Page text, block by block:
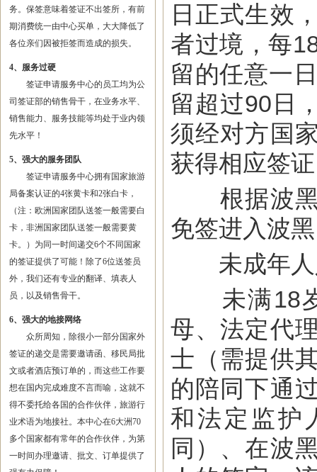
务。保签意味着签证不出签所，有前
期消费统一由中心买单，大大降低了
各位亲们因被拒签而造成的损失。
4、服务过硬
签证申请服务中心的员工均为公
司签证部的销售骨干，在业务水平、
销售能力、服务技能等均处于业内领
先水平！
5、强大的服务团队
签证申请服务中心拥有国家旅游
局备案认证的4张黄卡和2张白卡，
（注：欧洲国家团队送签一般需要白
卡，非洲国家团队送签一般需要黄
卡。）为同一时间递交6个不同国家
的签证提供了可能！除了6位送签员
外，我们还有专业的翻译、填表人
员，以及销售骨干。
6、强大的地接网络
众所周知，除很小一部分国家外
签证的递交是需要邀请函、移民局批
文或者酒店预订单的，而这些工作要
想在国内完成难度不言而喻，这就不
得不委托给各国的合作伙伴，旅游行
业术语为地接社。本中心在6大洲70
多个国家都有常年的合作伙伴，为第
一时间办理邀请、批文、订单提供了
日正式生效
者过境，每
留的任意一
留超过90日
须经对方国
获得相应签
根据波黑
免签进入波
未成年人
未满18岁
母、法定代
士（需提供
的陪同下通
和法定监护
同）、在波